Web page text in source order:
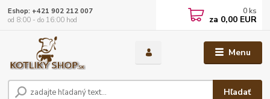
Menu
Hľadať
Eshop: +421 902 212 007
od 8:00 - do 16:00 hod
0 ks
za 0,00 EUR